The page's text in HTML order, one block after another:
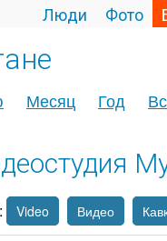
Люди Фото
Месяц Год
Video Видео